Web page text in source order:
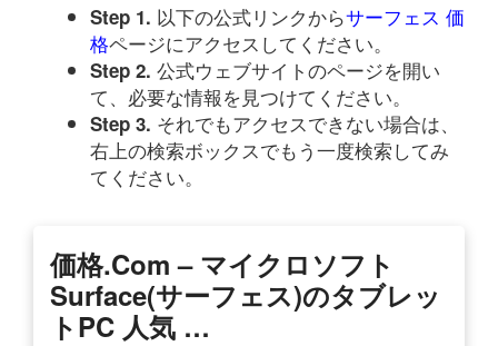
Step 1. 以下の公式リンクからサーフェス 価
格ページにアクセスしてください。
Step 2. 公式ウェブサイトのページを開い
て、必要な情報を見つけてください。
Step 3. それでもアクセスできない場合は、
右上の検索ボックスでもう一度検索してみ
てください。
価格.com – マイクロソフト
Surface(サーフェス)のタブレッ
トPC 人気 …